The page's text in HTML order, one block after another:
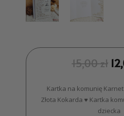
15,00zł
Kartka na komunię
Złota Kokarda ♥ Kartka
dziecka